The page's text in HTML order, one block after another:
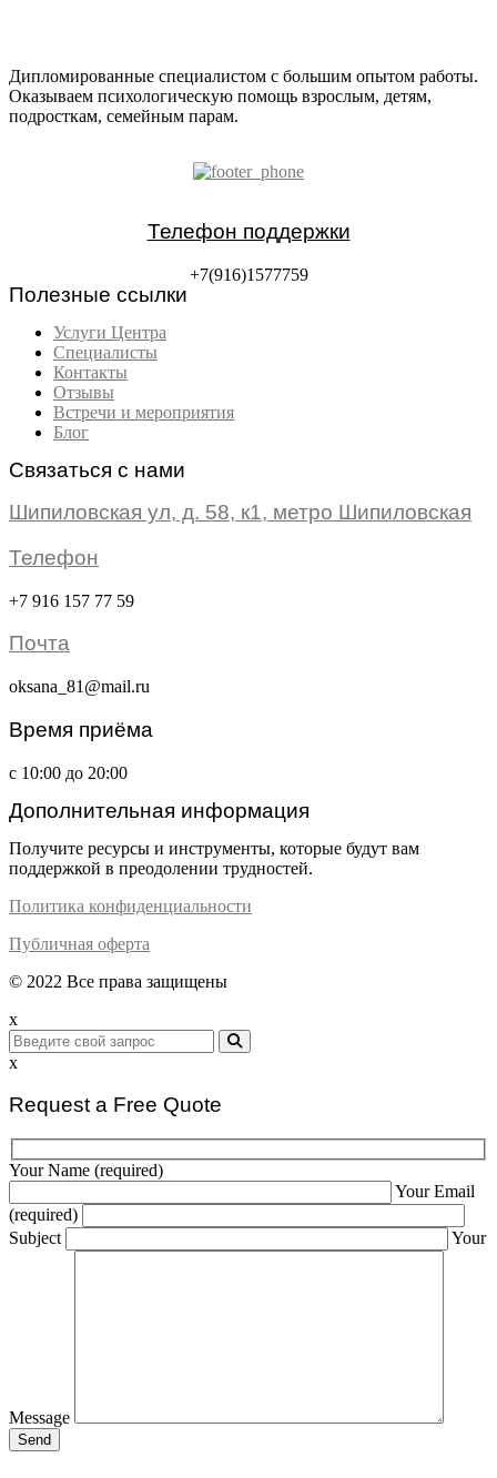
Дипломированные специалистом с большим опытом работы.
Оказываем психологическую помощь взрослым, детям,
подросткам, семейным парам.
Телефон поддержки
+7(916)1577759
Полезные ссылки
Услуги Центра
Специалисты
Контакты
Отзывы
Встречи и мероприятия
Блог
Связаться с нами
Шипиловская ул, д. 58, к1, метро Шипиловская
Телефон
+7 916 157 77 59
Почта
oksana_81@mail.ru
Время приёма
с 10:00 до 20:00
Дополнительная информация
Получите ресурсы и инструменты, которые будут вам
поддержкой в преодолении трудностей.
Политика конфиденциальности
Публичная оферта
© 2022 Все права защищены
x
x
Request a Free Quote
Your Name (required)
Your Email
(required)
Subject
Your
Message